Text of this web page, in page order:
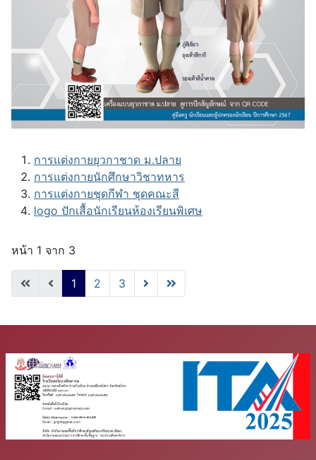
การแต่งกายยุวกาชาด ม.ปลาย
การแต่งกายนักศึกษาวิชาทหาร
การแต่งกายชุดกีฬา ชุดคณะสี
logo ปักเสื้อนักเรียนห้องเรียนพิเศษ
หน้า 1 จาก 3
1 2 3